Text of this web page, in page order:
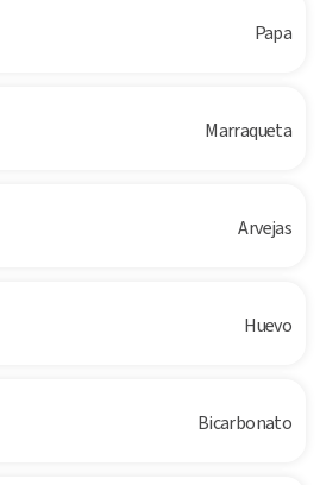
Papa
Marraqueta
Arvejas
Huevo
Bicarbonato